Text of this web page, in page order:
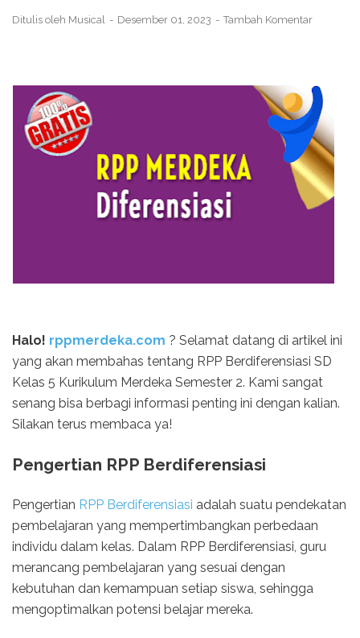
Ditulis oleh Musical Desember 01, 2023 Tambah Komentar
Halo! rppmerdeka.com ? Selamat datang di artikel ini
yang akan membahas tentang RPP Berdiferensiasi SD
Kelas 5 Kurikulum Merdeka Semester 2. Kami sangat
senang bisa berbagi informasi penting ini dengan kalian.
Silakan terus membaca ya!
Pengertian RPP Berdiferensiasi
Pengertian RPP Berdiferensiasi adalah suatu pendekatan
pembelajaran yang mempertimbangkan perbedaan
individu dalam kelas. Dalam RPP Berdiferensiasi, guru
merancang pembelajaran yang sesuai dengan
kebutuhan dan kemampuan setiap siswa, sehingga
mengoptimalkan potensi belajar mereka.